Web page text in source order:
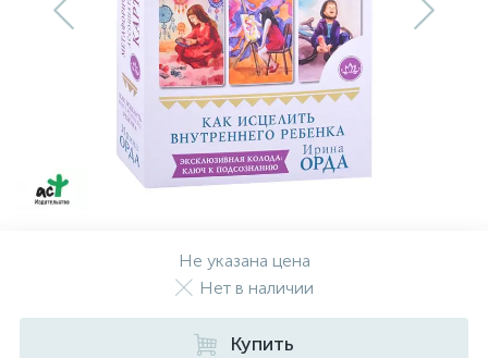
Не указана цена
Нет в наличии
Купить